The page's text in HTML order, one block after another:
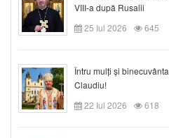
VIII-a după Rusalii
25 Iul 2026
645
Întru mulți și
Claudiu!
22 Iul 2026
618